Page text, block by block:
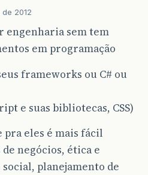
de 2012
engenharia sem tem
em programação
frameworks ou C# ou
e suas bibliotecas, CSS)
pra eles é mais fácil
negócios, ética e
planejamento de